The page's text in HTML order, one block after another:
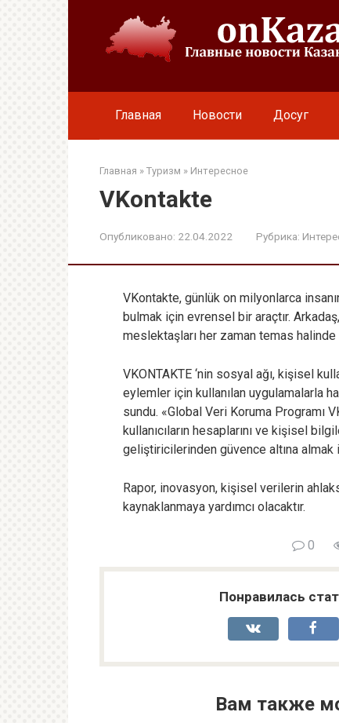
Главная Новости Досуг
Главная » Туризм » Интересное
VKontakte
Опубликовано: 22.04.2022 Рубрика:
VKontakte, günlük on milyonlarca
bulmak için evrensel bir araçtır.
meslektaşları her zaman temas halinde
VKONTAKTE ‘nin sosyal ağı, kişisel
eylemler için kullanılan uygulamalarla
sundu. «Global Veri Koruma Programı
kullanıcıların hesaplarını ve kişisel
geliştiricilerinden güvence altına
Rapor, inovasyon, kişisel verilerin
kaynaklanmaya yardımcı olacaktır.
0
Понравилась
Вам также